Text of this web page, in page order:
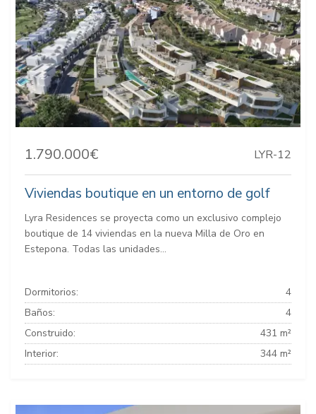
1.790.000€ LYR-12
Viviendas boutique en un entorno de golf
Lyra Residences se proyecta como un exclusivo complejo
boutique de 14 viviendas en la nueva Milla de Oro en
Estepona. Todas las unidades...
Dormitorios:
4
Baños:
4
Construido:
431 m²
Interior:
344 m²